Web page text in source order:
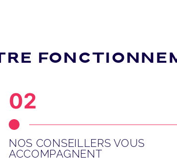
02
NOS CONSEILLERS VOUS
ACCOMPAGNENT